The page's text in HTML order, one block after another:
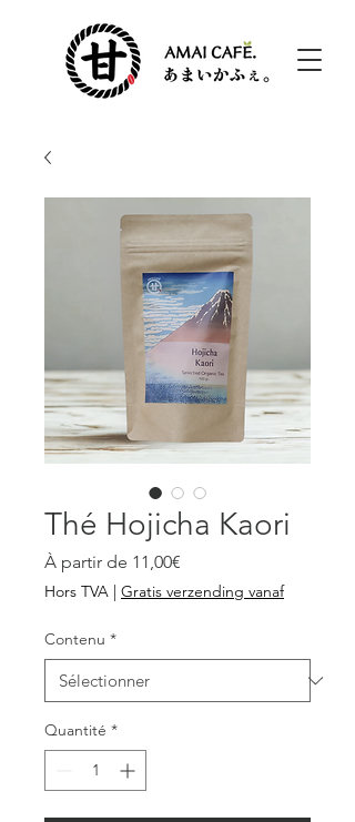
Thé Hojicha Kaori
À partir de 11,00€
promotionnel
Hors TVA | Gratis verzending vanaf
Contenu *
Quantité *